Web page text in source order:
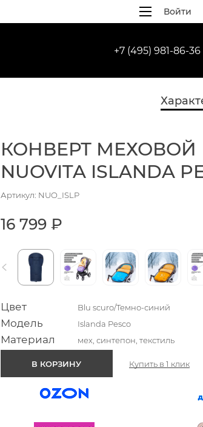
Войти
+7 (495) 981-86-36
КОНВЕРТ МЕХОВОЙ
NUOVITA ISLANDA
Артикул: NUO_ISLP
16 799 ₽
Цвет Blu scuro/Темно-синий
Модель Islanda Pesco
Материал мех, синтепон, текстиль
В КОРЗИНУ Купить в 1 клик